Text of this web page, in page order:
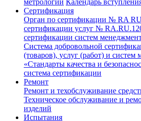
метрологии Календарь
Сертификация
Орган по сертификации № RA
сертификации услуг №
сертификации систем
Система добровольной
(товаров), услуг (работ) и систем
«Стандарты качества и
система сертификации
Ремонт
Ремонт и техобслуживание
Техническое обслуживание и
изделий
Испытания